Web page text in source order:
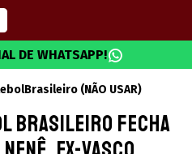
DE WHATSAPP!
(NÃO USAR)
brasileiro fecha